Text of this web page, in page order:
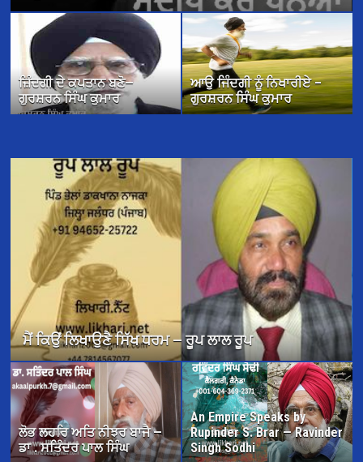
ਜ਼ਿੰਦਗੀ ਦੇ ਕਪਤਾਨ ਬਣੋ—
ਗੁਰਸ਼ਰਨ ਸਿੰਘ ਕੁਮਾਰ
ਆਉ ਜਿੰਦਗੀ ਨੂੰ ਨਿਖਾਰੀਏ –
ਗੁਰਸ਼ਰਨ ਸਿੰਘ ਕੁਮਾਰ
ਜਦੋਂ ਅਸੀਂ ਫੁੱਲਾਂ ਦੇ ਰੰਗਾਂ ਵਿੱਚ ਰੰਗੇ ਗਏ — ਉਜਾਗਰ ਸਿੰਘ
ਲੋਭ ਲਹਰਿ ਅਤਿ ਨੀਝਰ ਬਾਜੈ —
ਡਾ . ਸਤਿੰਦਰ ਪਾਲ ਸਿੰਘ
An Empire Speaks by
Rupinder S. Brar — Ravinder
Singh Sodhi